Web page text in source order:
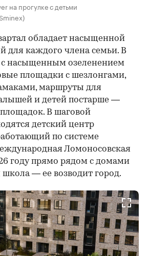
на прогулке с детьми
обладает насыщенной
для каждого члена семьи. В
с насыщенным озеленением
площадки с шезлонгами,
маршруты для
и детей постарше —
В шаговой
детский центр
по системе
Ломоносовская
году прямо рядом с домами
школа — ее возводит город.